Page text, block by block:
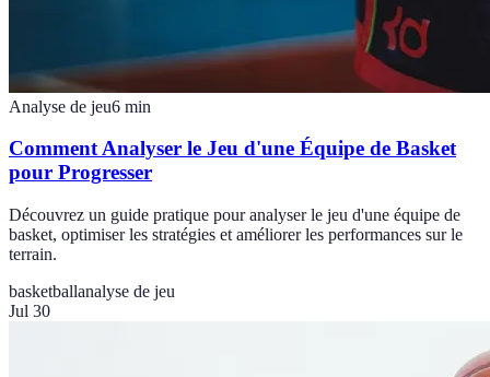
Analyse de jeu6 min
Comment Analyser le Jeu d'une Équipe de Basket
pour Progresser
Découvrez un guide pratique pour analyser le jeu d'une équipe de
basket, optimiser les stratégies et améliorer les performances sur le
terrain.
basketballanalyse de jeu
Jul 30